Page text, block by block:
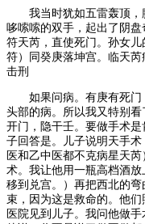
我当时犹如五雷轰顶
哆嗦嗦的双手，起出了阴
符天芮，直使死门。孙女
符）同癸庚落坤宫。临天
击刑
如果问病。有庚有死
头部的病。所以我又特别
开门，隐干壬。要做手术
子回答是。儿子说明天手
医和乙中医都不克病星天
术。我让他用一瓶高档酒
移到兑宫。）再把西北的
束，因为这是救命的。他
医院见到儿子。我问他做